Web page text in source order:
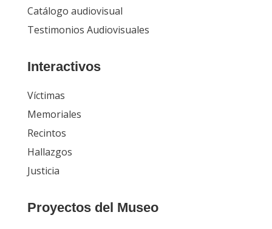
Catálogo audiovisual
Testimonios Audiovisuales
Interactivos
Víctimas
Memoriales
Recintos
Hallazgos
Justicia
Proyectos del Museo